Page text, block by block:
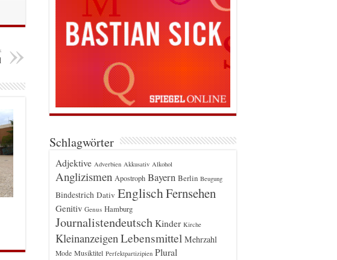
Schlagwörter
Adjektive Adverbien Akkusativ Alkohol
Anglizismen Apostroph Bayern Berlin Beugung
Bindestrich Dativ EnglischFernsehen
Genitiv Genus Hamburg
Journalistendeutsch Kinder Kirche
Kleinanzeigen Lebensmittel Mehrzahl
Mode Musiktitel Perfektpartizipien Plural